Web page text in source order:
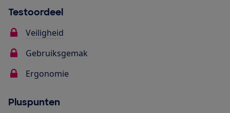
Testoordeel
Veiligheid
Gebruiksgemak
Ergonomie
Pluspunten